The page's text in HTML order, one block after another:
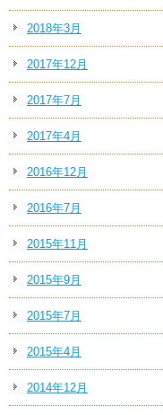
2018年3月
2017年12月
2017年7月
2017年4月
2016年12月
2016年7月
2015年11月
2015年9月
2015年7月
2015年4月
2014年12月